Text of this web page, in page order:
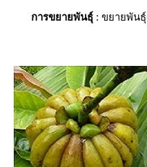
การขยายพันธุ์ : ขยายพัน